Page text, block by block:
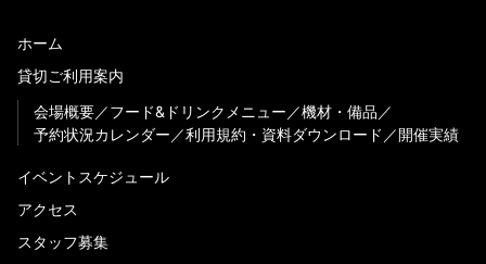
ホーム
貸切ご利用案内
会場概要
フード&ドリンクメニュー
機材・備品
予約状況カレンダー
利用規約・資料ダウンロード 開催実績
イベントスケジュール
アクセス
スタッフ募集